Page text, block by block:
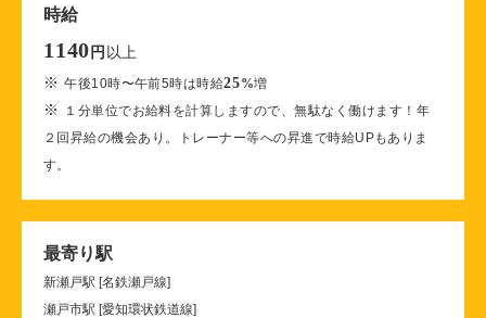
時給
1140 円 以上
※午後10時〜午前5時は時給25%増
※
１分単位でお給料を計算しますので、無駄なく働けます！年
２回昇給の機会あり。トレーナー等への昇進で時給UPもありま
す。
最寄り駅
新瀬戸駅 [名鉄瀬戸線]
瀬戸市駅 [愛知環状鉄道線]